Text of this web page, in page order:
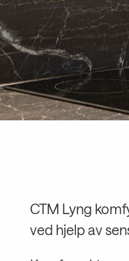
CTM Lyng
ved hjelp av